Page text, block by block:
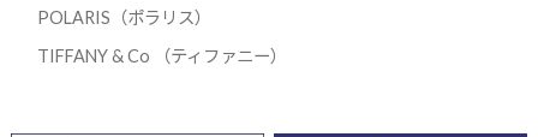
POLARIS（ポラリス）
TIFFANY & Co （ティファニー）